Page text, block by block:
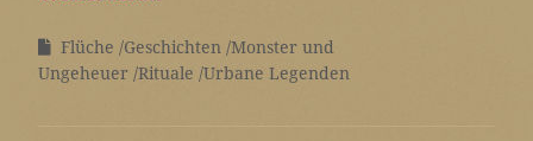
Flüche Geschichten Monster und
Ungeheuer Rituale Urbane Legenden